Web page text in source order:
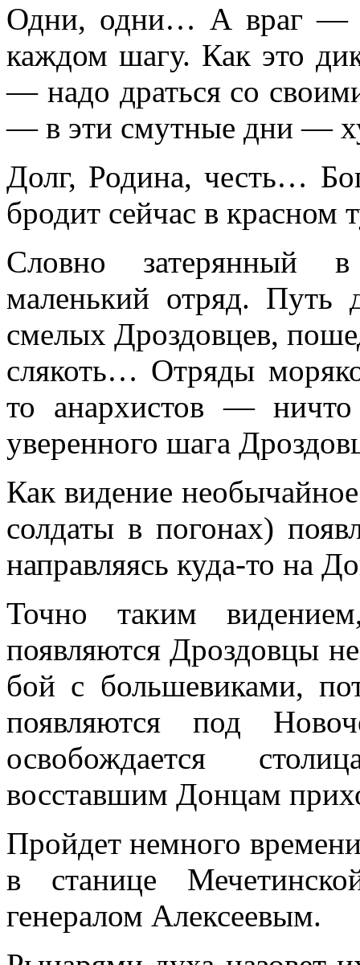
Одни, одни… А враг —
каждом шагу. Как это
— надо драться со
— в эти смутные дни —
Долг, Родина, честь…
бродит сейчас в красном
Словно затерянный
маленький отряд. Путь
смелых Дроздовцев,
слякоть… Отряды
то анархистов — ничто
уверенного шага
Как видение
солдаты в погонах)
направляясь куда-то на
Точно таким
появляются Дроздовцы
бой с большевиками,
появляются под
освобождается
восставшим Донцам
Пройдет немного
в станице
генералом Алексеевым.